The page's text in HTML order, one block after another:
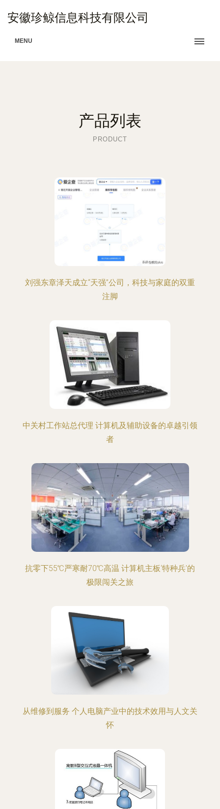
安徽珍鲸信息科技有限公司
MENU
产品列表
PRODUCT
刘强东章泽天成立“天强”公司，科技与家庭的双重
注脚
中关村工作站总代理 计算机及辅助设备的卓越引领
者
抗零下55℃严寒耐70℃高温 计算机主板‘特种兵’的
极限闯关之旅
从维修到服务 个人电脑产业中的技术效用与人文关
怀